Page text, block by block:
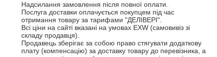
Надсилання замовлення після повної оплати.
Послуга доставки оплачується покупцем під час
отримання товару за тарифами "ДЕЛІВЕРІ".
Всі ціни на сайті вказані на умовах EXW (самовивіз зі
складу продавця).
Продавець зберігає за собою право стягувати додаткову
плату (компенсацію) за доставку товару до перевізника, а